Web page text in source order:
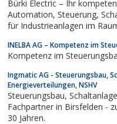
Bürki Electric – Ihr kompetenter, innovativer
Automation, Steuerung, Schaltanlagen und Erneuerung/Retrofit
INELBA AG – Kompetenz im
Kompetenz im
Ingmatic AG - Steuerungsbau,
Energieverteilungen, NSHV
Steuerungsbau, Schaltanlagenbau und AP-Rahmenverteiler, Ihr
Fachpartner in Birsfelden -
30 Jahren.